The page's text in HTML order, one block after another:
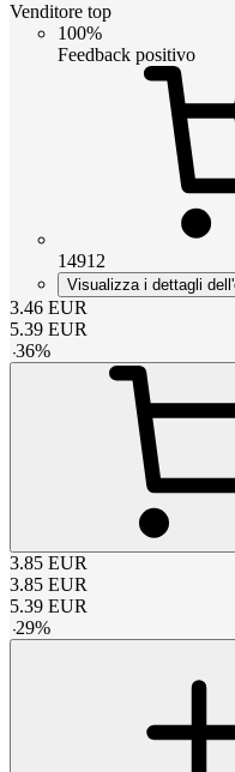
Venditore top
100%
Feedback positivo
14912
Visualizza i dettagli
3.46 EUR
5.39 EUR
-36%
3.85 EUR
3.85 EUR
5.39 EUR
-29%